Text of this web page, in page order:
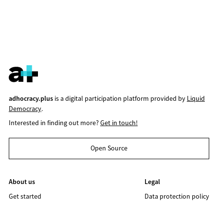
adhocracy.plusis a digital participation platform provided by Liquid
Democracy.
Interested in finding out more?Get in touch!
Open Source
About us
Get started
Legal
Data protection policy